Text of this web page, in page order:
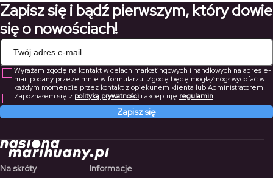
109,90 zł
93,80 zł
Zapisz się i bądź pierwszym, który dowie
się o nowościach!
Wyrażam zgodę na kontakt w celach marketingowych i handlowych na adres e-
mail podany przeze mnie w formularzu. Zgodę będę mogła/mógł wycofać w
każdym momencie przez kontakt z opiekunem klienta lub Administratorem.
Zapoznałem się z polityką prywatnościi akceptuję regulamin.
Zapisz się
Na skróty Informacje